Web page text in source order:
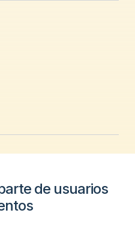
de usuarios